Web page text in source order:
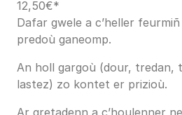
12,50€*
Dafar gwele a c’heller
predoù ganeomp.
An holl gargoù (dour, tredan,
lastez) zo kontet er prizioù.